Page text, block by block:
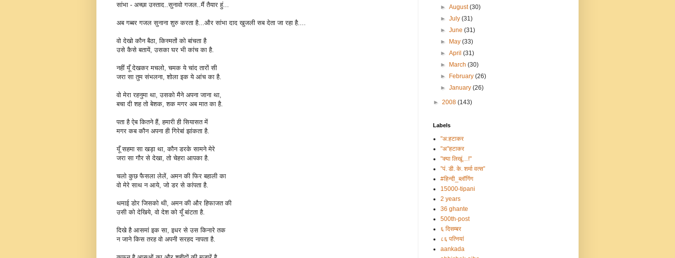
सांभा - अच्छा उस्ताद..सुनावो गजल..मैं तैयार हुं...
अब गब्बर गजल सुनाना शुरु करता है...और सांभा दाद खुजली सब देता जा रहा है....
वो देखो कौन बैठा, किस्मतों को बांचता है
उसे कैसे बतायें, उसका घर भी कांच का है.
नहीं यूँ देखकर मचलो, चमक ये चांद तारों सी
जरा सा तुम संभलना, शोला इक ये आंच का है.
वो मेरा रहनुमा था, उसको मैने अपना जाना था,
बचा दी शह तो बेशक, शक मगर अब मात का है.
पता है ऐब कितने हैं, हमारी ही सियासत में
मगर कब कौन अपना ही गिरेबां झांकता है.
यूँ सहमा सा खड़ा था, कौन डरके सामने मेरे
जरा सा गौर से देखा, तो चेहरा आपका है.
चलो कुछ फैसला लेलें, अमन की फिर बहाली का
वो मेरे साथ न आये, जो डर से कांपता है.
थमाई डोर जिसको थी, अमन की और हिफाजत की
उसी को देखिये, वो देश को यूँ बांटता है.
दिखे है आसमां इक सा, इधर से उस किनारे तक
न जाने किस तरह वो अपनी सरहद नापता है.
►August(30)
►July(31)
►June(31)
►
May(33)
►April(31)
►
March(30)
►
February(26)
►January(26)
► 2008 (143)
Labels
"अ:हटाकर
"अ"हटाकर
"क्या लिखूं…!"
”पं. डी. के. शर्मा वत्स”
#हिन्दी_ब्लॉगिंग
15000-tipani
2 years
36 ghante
500th-post
६ दिसम्बर
८६ पत्नियां
aankada